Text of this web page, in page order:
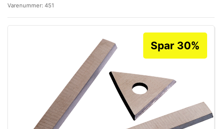
Varenummer: 451
Spar 30%